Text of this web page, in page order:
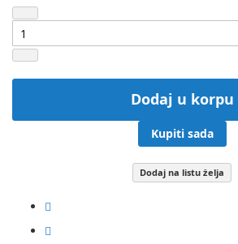
Dodaj u korpu
Kupiti sada
Dodaj na listu želja